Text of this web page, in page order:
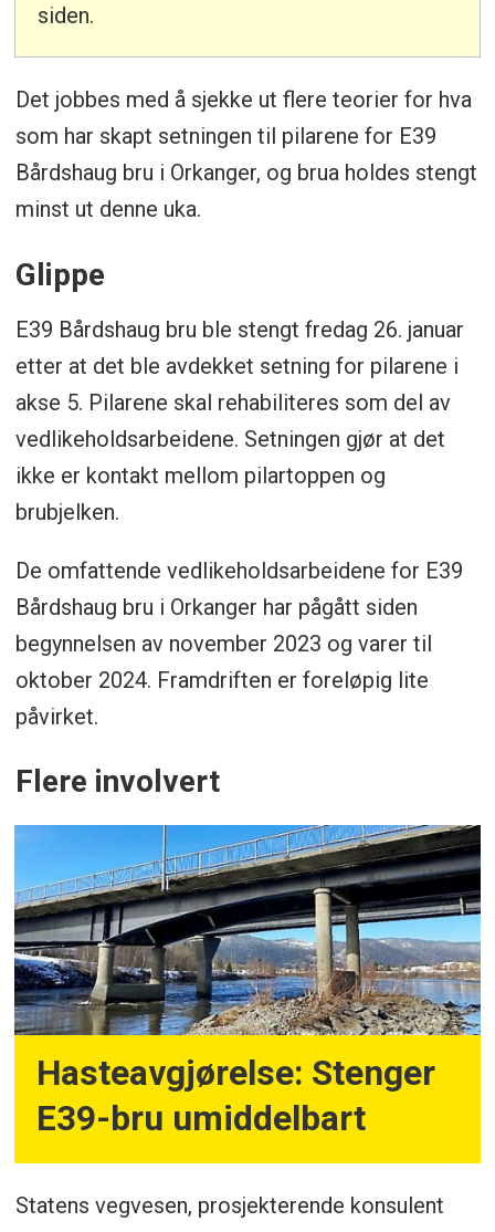
siden.
Det jobbes med å sjekke ut flere teorier for hva
som har skapt setningen til pilarene for E39
Bårdshaug bru i Orkanger, og brua holdes stengt
minst ut denne uka.
Glippe
E39 Bårdshaug bru ble stengt fredag 26. januar
etter at det ble avdekket setning for pilarene i
akse 5. Pilarene skal rehabiliteres som del av
vedlikeholdsarbeidene. Setningen gjør at det
ikke er kontakt mellom pilartoppen og
brubjelken.
De omfattende vedlikeholdsarbeidene for E39
Bårdshaug bru i Orkanger har pågått siden
begynnelsen av november 2023 og varer til
oktober 2024. Framdriften er foreløpig lite
påvirket.
Flere involvert
Hasteavgjørelse: Stenger
E39-bru umiddelbart
Statens vegvesen, prosjekterende konsulent